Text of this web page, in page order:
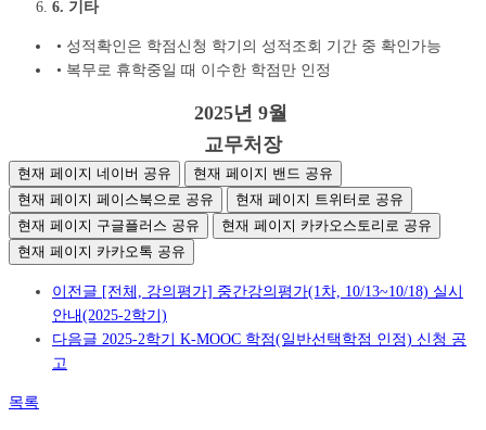
6. 기타
• 성적확인은 학점신청 학기의 성적조회 기간 중 확인가능
• 복무로 휴학중일 때 이수한 학점만 인정
2025년 9월
교무처장
현재 페이지 네이버 공유
현재 페이지 밴드 공유
현재 페이지 페이스북으로 공유
현재 페이지 트위터로 공유
현재 페이지 구글플러스 공유
현재 페이지 카카오스토리로 공유
현재 페이지 카카오톡 공유
이전글 [전체, 강의평가] 중간강의평가(1차, 10/13~10/18) 실시
안내(2025-2학기)
다음글 2025-2학기 K-MOOC 학점(일반선택학점 인정) 신청 공
고
목록